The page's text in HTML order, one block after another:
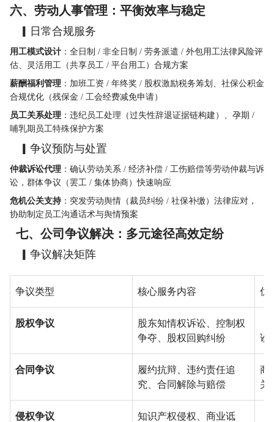
六、劳动人事管理：平衡效率与稳定
▎日常合规服务
用工模式设计 ：全日制 / 非全日制 / 劳务派遣 / 外包用工法律风险评
估、灵活用工（共享员工 / 平台用工）合规方案
薪酬福利管理 ：加班工资 / 年终奖 / 股权激励税务筹划、社保公积金
合规优化（残保金 / 工会经费减免申请）
员工关系处理 ：违纪员工处理（过失性辞退证据链构建）、孕期 /
哺乳期员工特殊保护方案
▎争议预防与处置
仲裁诉讼代理 ：确认劳动关系 / 经济补偿 / 工伤赔偿等劳动仲裁与诉
讼，群体争议（罢工 / 集体协商）快速响应
危机公关支持 ：突发劳动舆情（裁员纠纷 / 社保补缴）法律应对，
协助制定员工沟通话术与舆情预案
七、公司争议解决：多元途径高效定纷
▎争议解决矩阵
争议类型 核心服务内容 优
股权争议
股东知情权诉讼、控制权
争夺、股权回购纠纷
讼
合同争议
履约抗辩、违约责任追
究、合同解除与赔偿
商
关
侵权争议
知识产权侵权、商业诋